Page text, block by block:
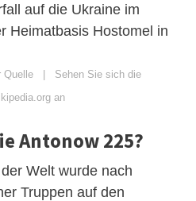
auf die Ukraine im
Heimatbasis Hostomel in
Quelle | Sehen Sie sich die
an
Antonow 225?
Welt wurde nach
Truppen auf den